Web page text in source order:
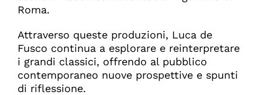
Roma.
Attraverso queste produzioni, Luca de
Fusco continua a esplorare e reinterpretare
i grandi classici, offrendo al pubblico
contemporaneo nuove prospettive e spunti
di riflessione.